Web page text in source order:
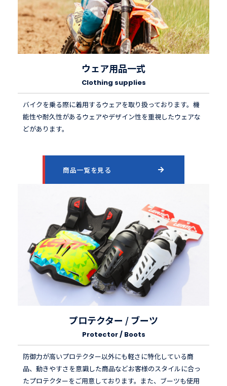
ウェア用品一式
Clothing supplies
バイクを乗る際に着用するウェアを取り扱っております。機
能性や耐久性があるウェアやデザイン性を重視したウェアな
どがあります。
商品一覧を見る
プロテクター / ブーツ
Protector / Boots
防御力が高いプロテクター以外にも軽さに特化している商
品、動きやすさを意識した商品などお客様のスタイルに合っ
たプロテクターをご用意しております。また、ブーツも使用